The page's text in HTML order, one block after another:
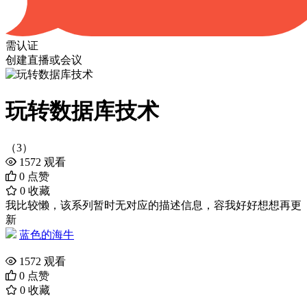
需认证
创建直播或会议
玩转数据库技术
（3）
1572 观看
0 点赞
0 收藏
我比较懒，该系列暂时无对应的描述信息，容我好好想想再更
新
蓝色的海牛
1572 观看
0 点赞
0 收藏